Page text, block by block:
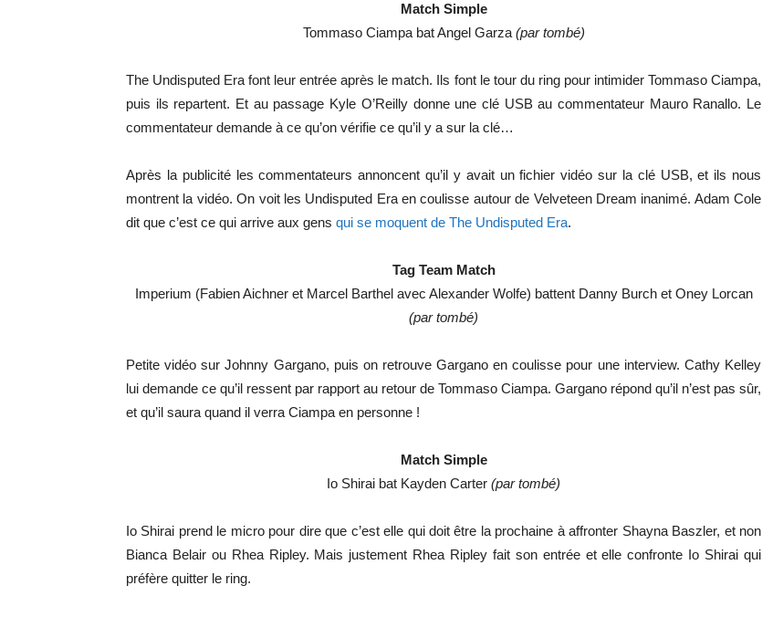
Match Simple
Tommaso Ciampa bat Angel Garza (par tombé)
The Undisputed Era font leur entrée après le match. Ils font le tour du ring pour intimider Tommaso Ciampa,
puis ils repartent. Et au passage Kyle O’Reilly donne une clé USB au commentateur Mauro Ranallo. Le
commentateur demande à ce qu’on vérifie ce qu’il y a sur la clé…
Après la publicité les commentateurs annoncent qu’il y avait un fichier vidéo sur la clé USB, et ils nous
montrent la vidéo. On voit les Undisputed Era en coulisse autour de Velveteen Dream inanimé. Adam Cole
dit que c’est ce qui arrive aux gens qui se moquent de The Undisputed Era.
Tag Team Match
Imperium (Fabien Aichner et Marcel Barthel avec Alexander Wolfe) battent Danny Burch et Oney Lorcan
(par tombé)
Petite vidéo sur Johnny Gargano, puis on retrouve Gargano en coulisse pour une interview. Cathy Kelley
lui demande ce qu’il ressent par rapport au retour de Tommaso Ciampa. Gargano répond qu’il n’est pas sûr,
et qu’il saura quand il verra Ciampa en personne !
Match Simple
Io Shirai bat Kayden Carter (par tombé)
Io Shirai prend le micro pour dire que c’est elle qui doit être la prochaine à affronter Shayna Baszler, et non
Bianca Belair ou Rhea Ripley. Mais justement Rhea Ripley fait son entrée et elle confronte Io Shirai qui
préfère quitter le ring.